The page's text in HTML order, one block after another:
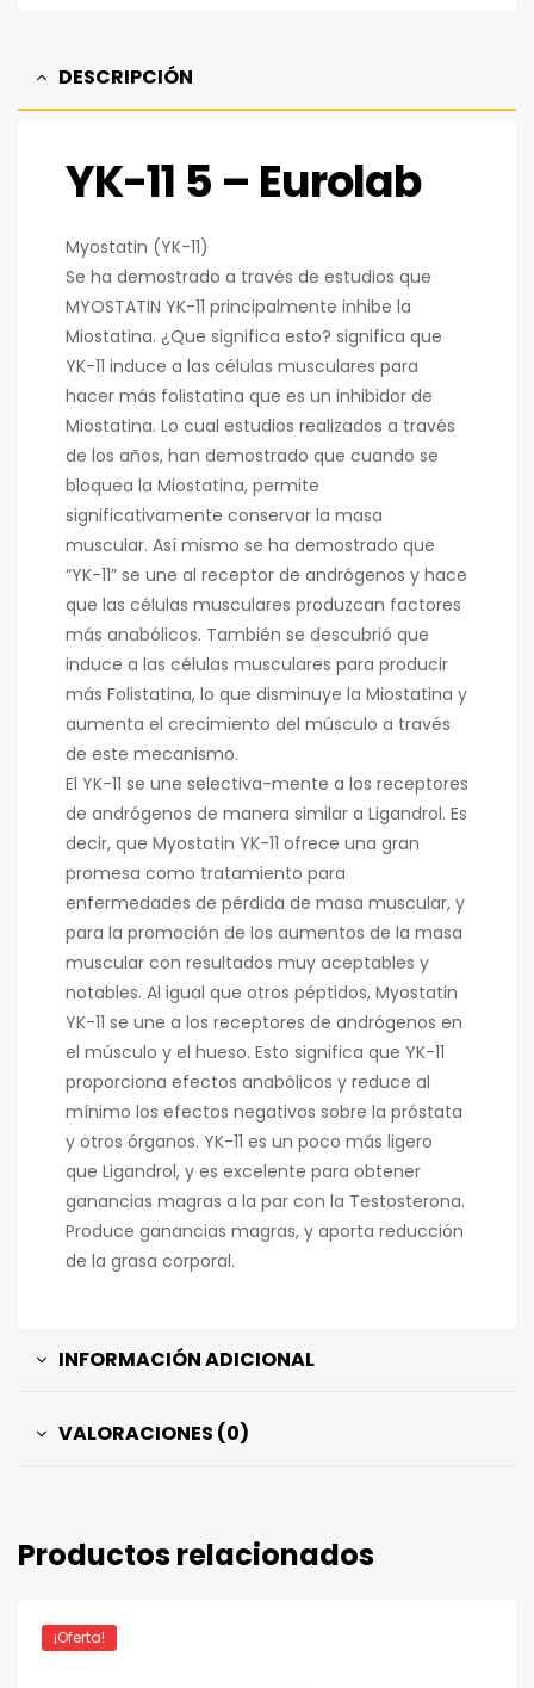
DESCRIPCIÓN
YK-11 5 – Eurolab
Myostatin (YK-11)
Se ha demostrado a través de estudios que
MYOSTATIN YK-11 principalmente inhibe la
Miostatina. ¿Que significa esto? significa que
YK-11 induce a las células musculares para
hacer más folistatina que es un inhibidor de
Miostatina. Lo cual estudios realizados a través
de los años, han demostrado que cuando se
bloquea la Miostatina, permite
significativamente conservar la masa
muscular. Así mismo se ha demostrado que
“YK-11” se une al receptor de andrógenos y hace
que las células musculares produzcan factores
más anabólicos. También se descubrió que
induce a las células musculares para producir
más Folistatina, lo que disminuye la Miostatina y
aumenta el crecimiento del músculo a través
de este mecanismo.
El YK-11 se une selectiva-mente a los receptores
de andrógenos de manera similar a Ligandrol. Es
decir, que Myostatin YK-11 ofrece una gran
promesa como tratamiento para
enfermedades de pérdida de masa muscular, y
para la promoción de los aumentos de la masa
muscular con resultados muy aceptables y
notables. Al igual que otros péptidos, Myostatin
YK-11 se une a los receptores de andrógenos en
el músculo y el hueso. Esto significa que YK-11
proporciona efectos anabólicos y reduce al
mínimo los efectos negativos sobre la próstata
y otros órganos. YK-11 es un poco más ligero
que Ligandrol, y es excelente para obtener
ganancias magras a la par con la Testosterona.
Produce ganancias magras, y aporta reducción
de la grasa corporal.
INFORMACIÓN ADICIONAL
VALORACIONES (0)
Productos relacionados
¡Oferta!